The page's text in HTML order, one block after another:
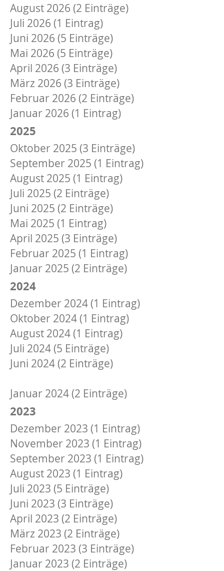
August 2026 (2 Einträge)
Juli 2026 (1 Eintrag)
Juni 2026 (5 Einträge)
Mai 2026 (5 Einträge)
April 2026 (3 Einträge)
März 2026 (3 Einträge)
Februar 2026 (2 Einträge)
Januar 2026 (1 Eintrag)
2025
Oktober 2025 (3 Einträge)
September 2025 (1 Eintrag)
August 2025 (1 Eintrag)
Juli 2025 (2 Einträge)
Juni 2025 (2 Einträge)
Mai 2025 (1 Eintrag)
April 2025 (3 Einträge)
Februar 2025 (1 Eintrag)
Januar 2025 (2 Einträge)
2024
Dezember 2024 (1 Eintrag)
Oktober 2024 (1 Eintrag)
August 2024 (1 Eintrag)
Juli 2024 (5 Einträge)
Juni 2024 (2 Einträge)
Januar 2024 (2 Einträge)
2023
Dezember 2023 (1 Eintrag)
November 2023 (1 Eintrag)
September 2023 (1 Eintrag)
August 2023 (1 Eintrag)
Juli 2023 (5 Einträge)
Juni 2023 (3 Einträge)
April 2023 (2 Einträge)
März 2023 (2 Einträge)
Februar 2023 (3 Einträge)
Januar 2023 (2 Einträge)